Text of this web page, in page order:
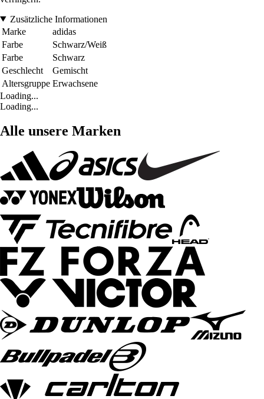
Zusätzliche Informationen
Marke
adidas
Farbe
Schwarz/Weiß
Farbe
Schwarz
Geschlecht
Gemischt
Altersgruppe Erwachsene
Loading...
Loading...
Alle unsere Marken